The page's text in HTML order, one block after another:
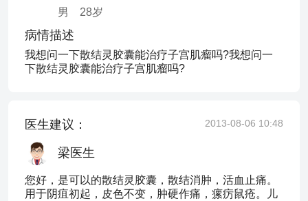
男 28岁
病情描述
我想问一下散结灵胶囊能治疗子宫肌瘤吗?我想问一
下散结灵胶囊能治疗子宫肌瘤吗?
医生建议： 2013-08-06 10:48
梁医生
您好，是可以的散结灵胶囊，散结消肿，活血止痛。
用于阴疽初起，皮色不变，肿硬作痛，瘰疠鼠疮。儿